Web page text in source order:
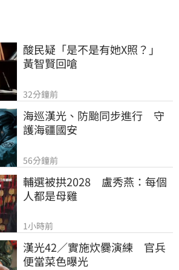
酸民疑「是不是有她X照？」
黃智賢回嗆
32分鐘前
海巡漢光、防颱同步進行　守
護海疆國安
56分鐘前
輔選被拱2028　盧秀燕：每個
人都是母雞
1小時前
漢光42／實施炊爨演練　官兵
便當菜色曝光